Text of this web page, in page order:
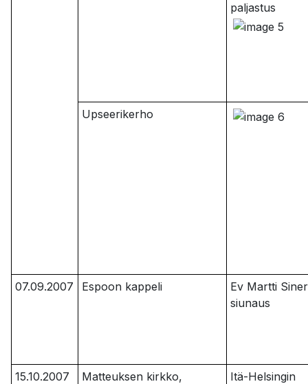
paljastus
Upseerikerho
07.09.2007 Espoon kappeli
Ev Martti
siunaus
15.10.2007
Matteuksen kirkko,
Itä-Helsingin